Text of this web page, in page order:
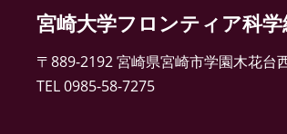
宮崎大学フロンティア科
〒889-2192 宮崎県宮崎市学園木花台
TEL 0985-58-7275